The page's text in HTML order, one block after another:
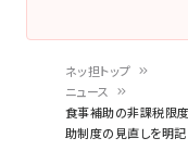
ネッ担トップ
ニュース
食事補助の非課税限
助制度の見直しを明記